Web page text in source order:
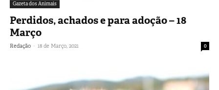
Gazeta dos Animais
Perdidos, achados e para adoção – 18
Março
Redação - 18 de Março, 2021 0